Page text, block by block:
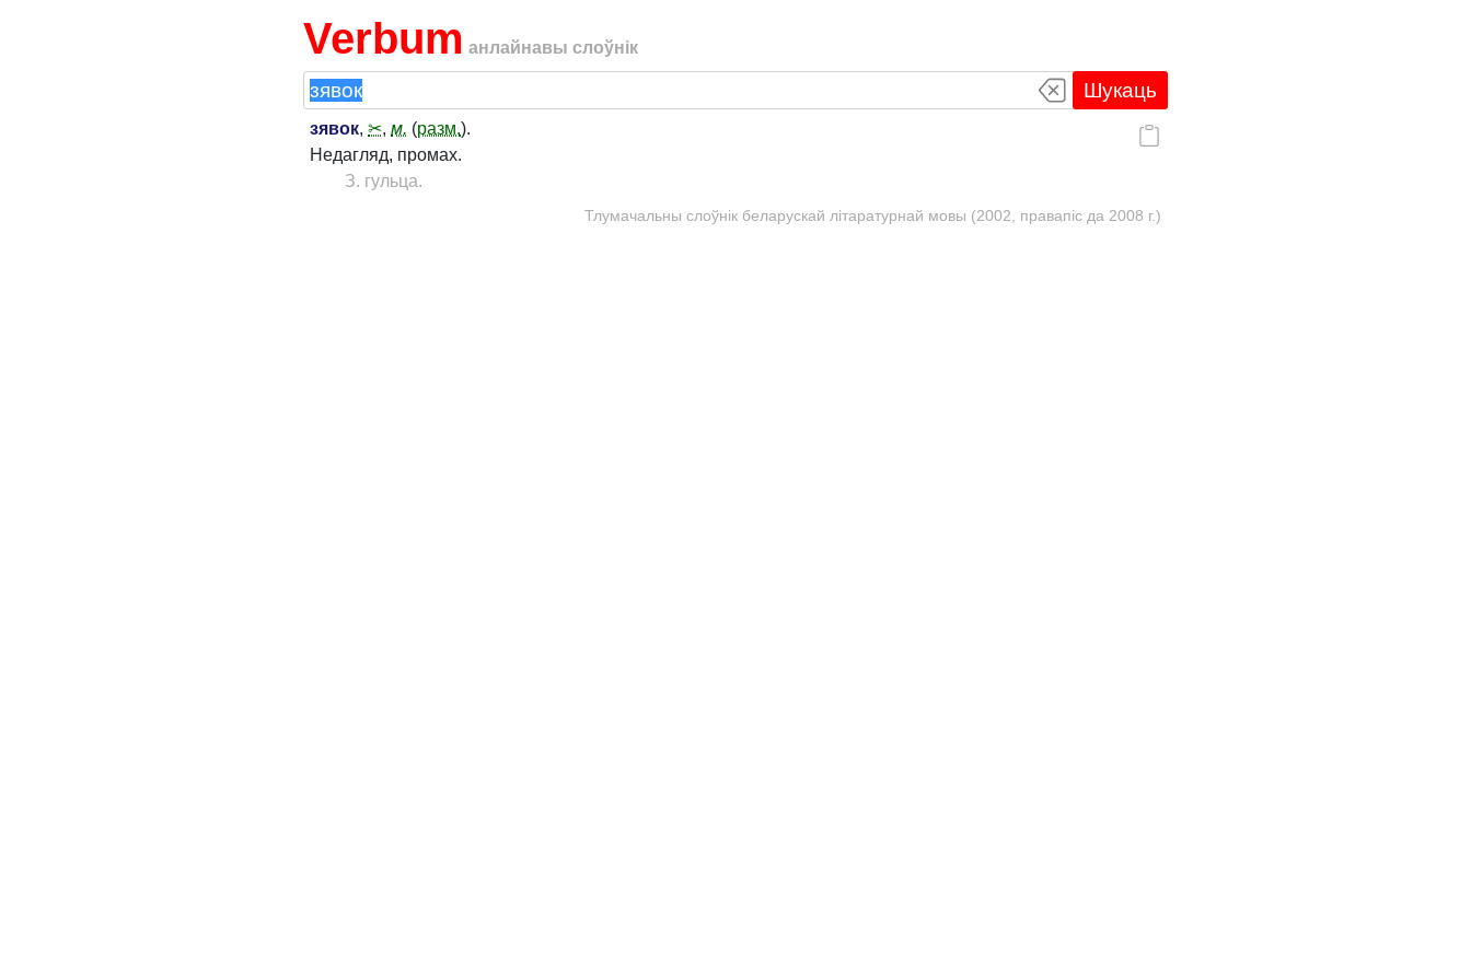
Verbum анлайнавы слоўнік
Шукаць
зявок, ✂, м. (разм.).
Недагляд, промах.
З. гульца.
Тлумачальны слоўнік беларускай літаратурнай мовы (2002, правапіс да 2008 г.)